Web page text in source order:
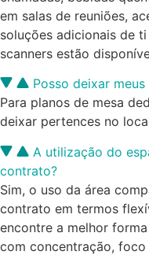
em salas de reuniões,
soluções adicionais de
scanners estão
Posso deixar
Para planos de mesa
deixar pertences no
A utilização do
contrato?
Sim, o uso da área
contrato em termos
encontre a melhor
com concentração,